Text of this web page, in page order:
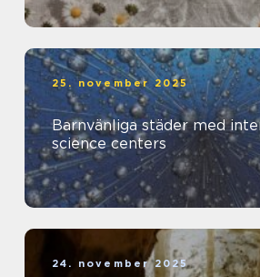
25. november 2025
Barnvänliga städer med
science centers
24. november 2025